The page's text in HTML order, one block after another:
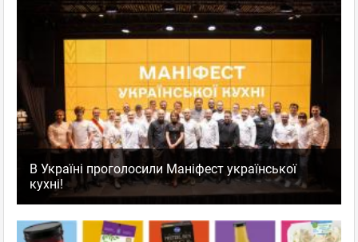
В Україні проголосили Маніфест української
кухні!